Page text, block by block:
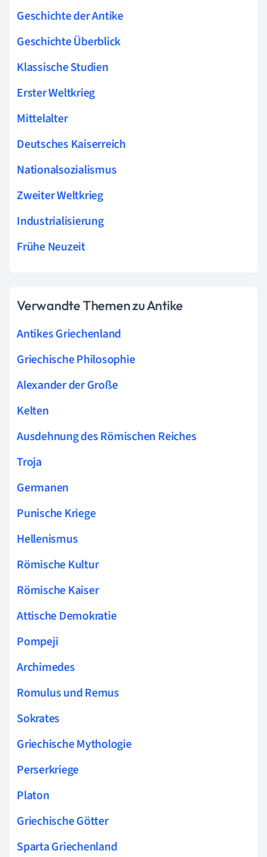
Geschichte der Antike
Geschichte Überblick
Klassische Studien
Erster Weltkrieg
Mittelalter
Deutsches Kaiserreich
Nationalsozialismus
Zweiter Weltkrieg
Industrialisierung
Frühe Neuzeit
Verwandte Themen zu Antike
Antikes Griechenland
Griechische Philosophie
Alexander der Große
Kelten
Ausdehnung des Römischen Reiches
Troja
Germanen
Punische Kriege
Hellenismus
Römische Kultur
Römische Kaiser
Attische Demokratie
Pompeji
Archimedes
Romulus und Remus
Sokrates
Griechische Mythologie
Perserkriege
Platon
Griechische Götter
Sparta Griechenland